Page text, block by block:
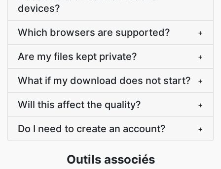
devices?
Which browsers are supported? +
Are my files kept private? +
What if my download does not start? +
Will this affect the quality? +
Do I need to create an account? +
Outils associés